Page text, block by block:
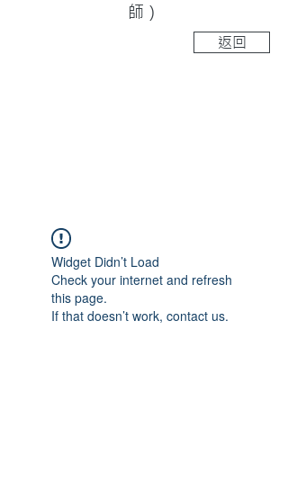
師）
返回
Widget Didn’t Load
Check your internet and refresh
this page.
If that doesn’t work, contact us.